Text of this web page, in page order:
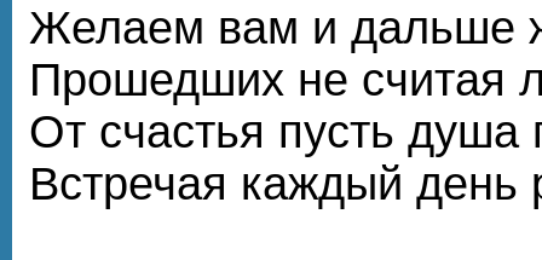
Желаем вам и дальше
Прошедших не считая
От счастья пусть душа
Встречая каждый день